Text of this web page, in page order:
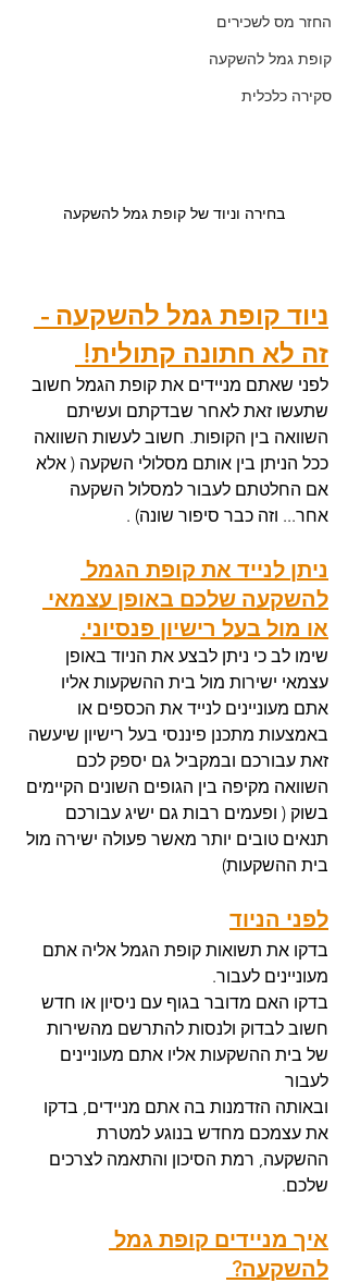
החזר מס לשכירים
קופת גמל להשקעה
סקירה כלכלית
בחירה וניוד של קופת גמל להשקעה
ניוד קופת גמל להשקעה -
זה לא חתונה קתולית!
לפני שאתם מניידים את קופת הגמל חשוב
שתעשו זאת לאחר שבדקתם ועשיתם
השוואה בין הקופות. חשוב לעשות השוואה
ככל הניתן בין אותם מסלולי השקעה ( אלא
אם החלטתם לעבור למסלול השקעה
אחר... וזה כבר סיפור שונה) .
ניתן לנייד את קופת הגמל
להשקעה שלכם באופן עצמאי
או מול בעל רישיון פנסיוני.
שימו לב כי ניתן לבצע את הניוד באופן
עצמאי ישירות מול בית ההשקעות אליו
אתם מעוניינים לנייד את הכספים או
באמצעות מתכנן פיננסי בעל רישיון שיעשה
זאת עבורכם ובמקביל גם יספק לכם
השוואה מקיפה בין הגופים השונים הקיימים
בשוק ( ופעמים רבות גם ישיג עבורכם
תנאים טובים יותר מאשר פעולה ישירה מול
בית ההשקעות)
לפני הניוד
בדקו את תשואות קופת הגמל אליה אתם
מעוניינים לעבור.
בדקו האם מדובר בגוף עם ניסיון או חדש
חשוב לבדוק ולנסות להתרשם מהשירות
של בית ההשקעות אליו אתם מעוניינים
לעבור
ובאותה הזדמנות בה אתם מניידים, בדקו
את עצמכם מחדש בנוגע למטרת
ההשקעה, רמת הסיכון והתאמה לצרכים
שלכם.
איך מניידים קופת גמל
להשקעה?